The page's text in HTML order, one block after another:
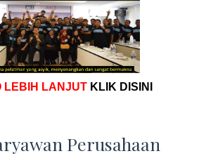
LEBIH LANJUT KLIK DISINI
Perusahaan